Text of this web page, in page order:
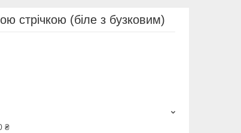
стрічкою (біле з бузковим)
₴